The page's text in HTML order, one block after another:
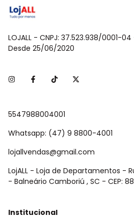
LOJALL - CNPJ: 37.523.938/0001-
Desde 25/06/2020
5547988004001
Whatsapp: (47) 9 8800-4001
lojallvendas@gmail.com
LojALL - Loja de Departamentos -
- Balneário Camboriú , SC - CEP:
Institucional